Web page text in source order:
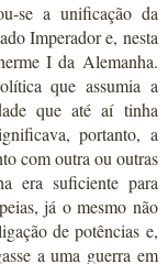
se a unificação da
Imperador e, nesta
I da Alemanha.
que assumia a
que até aí tinha
portanto, a
com outra ou outras
era suficiente para
já o mesmo não
de potências e,
a uma guerra em